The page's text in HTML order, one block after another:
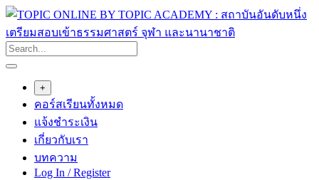
Skip
content
+
คอร์สเรียนทั้งหมด
แจ้งชำระเงิน
เกี่ยวกับเรา
บทความ
Log In / Register